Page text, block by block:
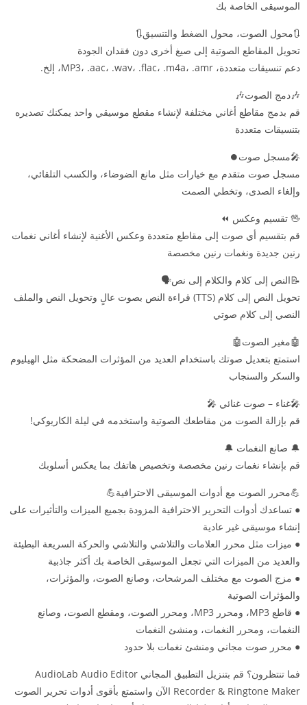
الموسيقى الخاصة بك
🔃محول الصوت، محول الضغط والتنسيق🔃
تحويل المقاطع الصوتية إلى صيغ أخرى دون فقدان الجودة
دعم تنسيقات متعددة، MP3، .aac، .wav، .flac، .m4a، .amr، إلخ.
🎶دمج الصوت🎶
قم بدمج مقاطع أغاني مختلفة لإنشاء مقطع موسيقي واحد يمكنك تصديره
بتنسيقات متعددة
🎤مسجل صوت⏺️
مسجل صوت متقدم مع خيارات مثل مانع الضوضاء، والكسب التلقائي،
وإلغاء الصدى، وتخطي الصمت
🖖 تقسيم وعكس ⏪
قم بتقسيم أي صوت إلى مقاطع متعددة وعكس الأغنية لإنشاء أغاني نغمات
رنين جديدة ونغمات رنين مخصصة
📝النص إلى كلام والكلام إلى نص🗣️
تحويل النص إلى كلام (TTS) قراءة النص بصوت عالٍ وتحويل النص والملف
النصي إلى كلام صوتي
🤖مغير الصوت🤖
استمتع بتعديل صوتك باستخدام العديد من المؤثرات المضحكة مثل الهيليوم
والسكر والسنجاب
🎤غناء – صوت غنائي 🎤
قم بإزالة الصوت من مقاطعك الصوتية واستخدمه في ليلة الكاريوكي!
🔔 صانع النغمات 🔔
قم بإنشاء نغمات رنين مخصصة وتخصيص هاتفك بما يعكس أسلوبك
💪محرر الصوت مع أدوات الموسيقى الاحترافية💪
● تساعدك أدوات التحرير الاحترافية المزودة بجميع الميزات والتأثيرات على
إنشاء موسيقى غير عادية
● ميزات مثل محرر العلامات والتلاشي والتلاشي والحركة السريعة البطيئة
والعديد من الميزات التي تجعل الموسيقى الخاصة بك أكثر جاذبية
● مزج الصوت مع مختلف المرشحات، وصانع الصوت، والمؤثرات،
والمؤثرات الصوتية
● قاطع MP3، ومحرر MP3، ومحرر الصوت، ومقطع الصوت، وصانع
النغمات، ومحرر النغمات، ومنشئ النغمات
● محرر صوت مجاني ومنشئ نغمات بلا حدود
فما تنتظرون؟ قم بتنزيل التطبيق المجاني AudioLab Audio Editor
Recorder & Ringtone Maker الآن واستمتع بأقوى أدوات تحرير الصوت